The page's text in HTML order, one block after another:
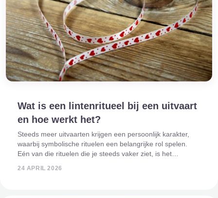
Wat is een lintenritueel bij een uitvaart
en hoe werkt het?
Steeds meer uitvaarten krijgen een persoonlijk karakter,
waarbij symbolische rituelen een belangrijke rol spelen.
Eén van die rituelen die je steeds vaker ziet, is het
24 APRIL 2026